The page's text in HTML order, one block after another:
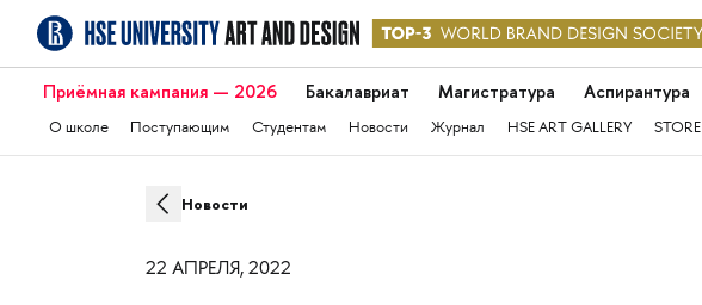
Приёмная кампания — 2026 Бакалавриат Магистратура Аспирантура
О школе Поступающим Студентам Новости Журнал HSE ART GALLERY STORE
Новости
22 АПРЕЛЯ, 2022